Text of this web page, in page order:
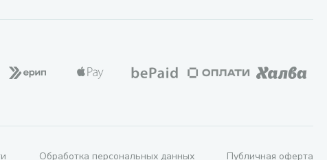
Обработка персональных данных Публичная оферта